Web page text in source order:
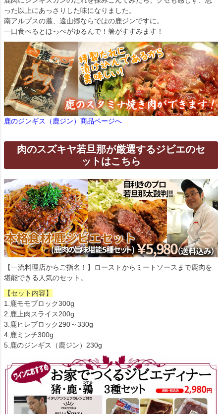
った以上にあっさりした味になりました。
南アルプスの麓、遠山郷ならではの鹿ジンですに。
一口食べるとほっぺがゆるんで！箸がすすみます！
鹿のジンギス（鹿ジン）商品ページへ
肉のスズキヤ若旦那が厳選するジビエのセ
ットはこちら
【一流料理店からご指名！】ローストからミートソースまで鹿肉を
堪能できる人気のセット。
【セット内容】
1.鹿モモブロック300g
2.鹿上肉スライス200g
3.鹿ヒレブロック290～330g
4.鹿ミンチ300g
5.鹿のジンギス（鹿ジン）230g